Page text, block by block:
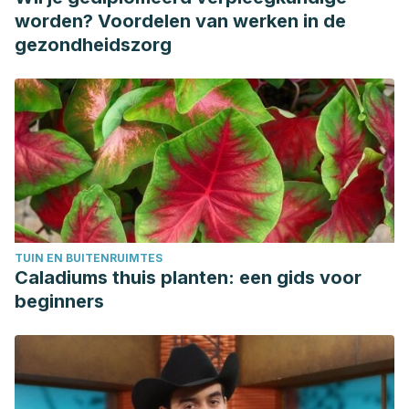
worden? Voordelen van werken in de
gezondheidszorg
TUIN EN BUITENRUIMTES
Caladiums thuis planten: een gids voor
beginners